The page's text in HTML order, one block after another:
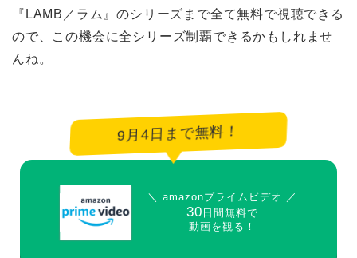
『LAMB／ラム』のシリーズまで全て無料で視聴できる
ので、この機会に全シリーズ制覇できるかもしれませ
んね。
9月4日まで無料！
＼ amazonプライムビデオ ／
30 日間無料で
動画を観る！